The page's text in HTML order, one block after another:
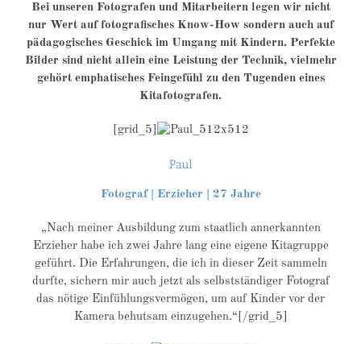
Bei unseren Fotografen und Mitarbeitern legen wir nicht
nur Wert auf fotografisches Know-How sondern auch auf
pädagogisches Geschick im Umgang mit Kindern. Perfekte
Bilder sind nicht allein eine Leistung der Technik, vielmehr
gehört emphatisches Feingefühl zu den Tugenden eines
Kitafotografen.
[grid_5]
Paul
Fotograf | Erzieher | 27 Jahre
„Nach meiner Ausbildung zum staatlich annerkannten
Erzieher habe ich zwei Jahre lang eine eigene Kitagruppe
geführt. Die Erfahrungen, die ich in dieser Zeit sammeln
durfte, sichern mir auch jetzt als selbstständiger Fotograf
das nötige Einfühlungsvermögen, um auf Kinder vor der
Kamera behutsam einzugehen.“[/grid_5]